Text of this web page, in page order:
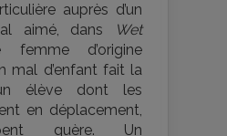
auprès d’un
aimé, dans
Wet
d’origine
mal d’enfant fait la
élève dont les
en déplacement,
guère. Un